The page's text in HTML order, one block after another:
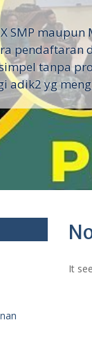
SMP maupun
pendaftaran
tanpa
adik2 yg
It